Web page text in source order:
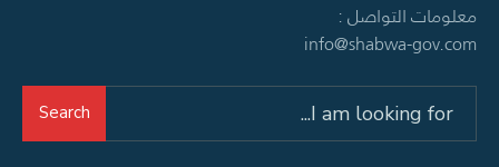
معلومات التواصل :
info@shabwa-gov.com
Search